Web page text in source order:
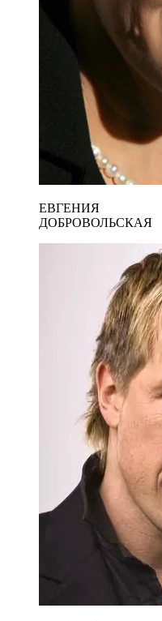
ЕВГЕНИЯ
ДОБРОВОЛЬСКАЯ